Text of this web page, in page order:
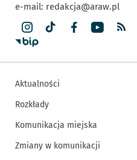
e-mail: redakcja@araw.pl
Aktualności
Rozkłady
Komunikacja miejska
Zmiany w komunikacji